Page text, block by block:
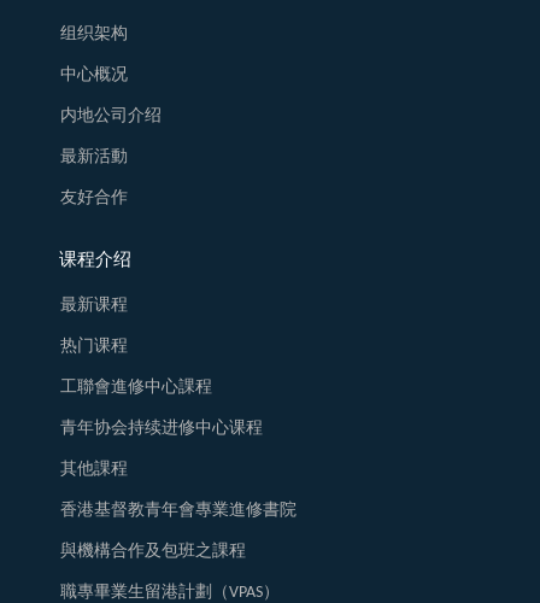
组织架构
中心概况
内地公司介绍
最新活動
友好合作
课程介绍
最新课程
热门课程
工聯會進修中心課程
青年协会持续进修中心课程
其他課程
香港基督教青年會專業進修書院
與機構合作及包班之課程
職專畢業生留港計劃（VPAS）